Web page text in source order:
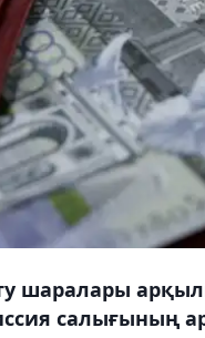
шаралары
салығының